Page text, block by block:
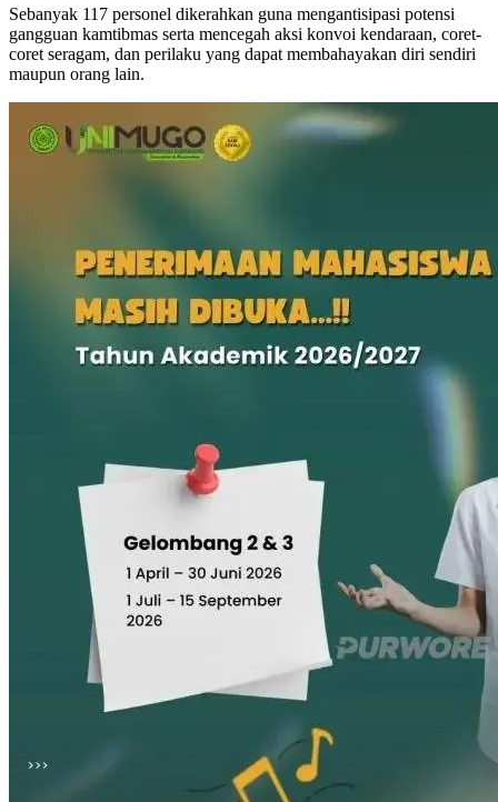
Sebanyak 117 personel dikerahkan guna mengantisipasi potensi
gangguan kamtibmas serta mencegah aksi konvoi kendaraan, coret-
coret seragam, dan perilaku yang dapat membahayakan diri sendiri
maupun orang lain.